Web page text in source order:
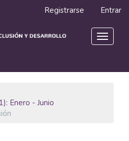
Registrarse Entrar
Toggle
Enero - Junio